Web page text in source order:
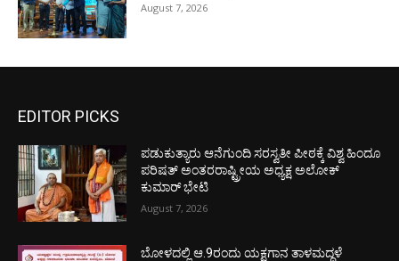
August 7, 2026
EDITOR PICKS
ಪಡುಕುತ್ಯಾರು ಆನೆಗುಂದಿ ಸರಸ್ವತೀ ಪೀಠಕ್ಕೆ ವಿಶ್ವ ಹಿಂದೂ
ಪರಿಷತ್ ಅಂತರರಾಷ್ಟ್ರೀಯ ಅಧ್ಯಕ್ಷ ಅಲೋಕ್
ಕುಮಾರ್ ಭೇಟಿ
August 7, 2026
ಬೋಳದಲ್ಲಿ ಆ.9ರಂದು ಯಕ್ಷಗಾನ ತಾಳಮದ್ದಳೆ